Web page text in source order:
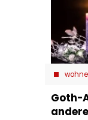
Goth-